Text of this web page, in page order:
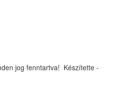
Vajdaiskola.hu © 2012-2020 Minden jog fenntartva! ‎‎‏‏‎ ‎Készítette -